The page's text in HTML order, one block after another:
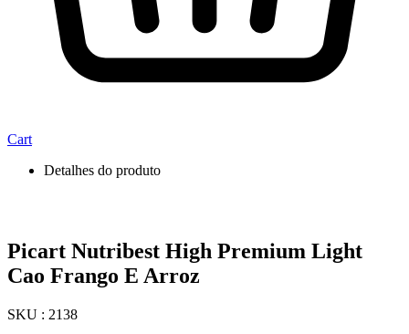
Cart
Detalhes do produto
Picart Nutribest High Premium Light
Cao Frango E Arroz
SKU : 2138